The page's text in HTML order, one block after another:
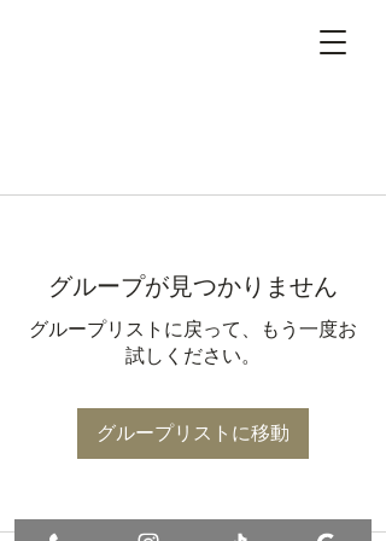
グループが見つかりません
グループリストに戻って、もう一度お
試しください。
グループリストに移動